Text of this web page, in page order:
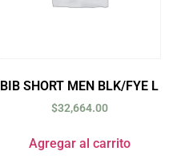
BIB SHORT MEN BLK/FYE L
$32,664.00
Agregar al carrito